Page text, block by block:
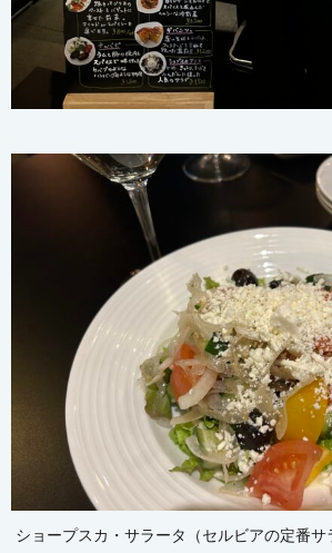
ショープスカ・サラータ（セルビアの定番